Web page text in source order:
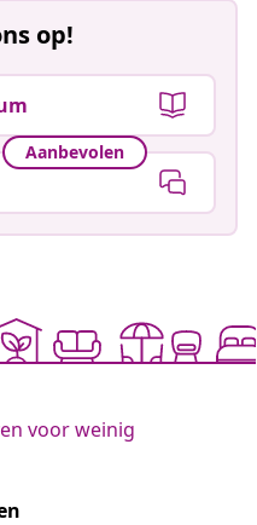
op!
Aanbevolen
voor weinig